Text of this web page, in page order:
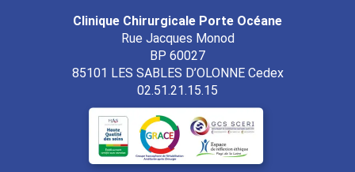
Clinique Chirurgicale Porte Océane
Rue Jacques Monod
BP 60027
85101 LES SABLES D’OLONNE Cedex
02.51.21.15.15